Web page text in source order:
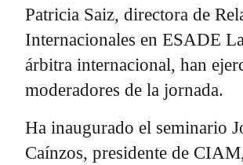
Patricia Saiz, directora de
Internacionales en ESADE
árbitra internacional, han
moderadores de la jornada.
Ha inaugurado el seminario
Caínzos, presidente de